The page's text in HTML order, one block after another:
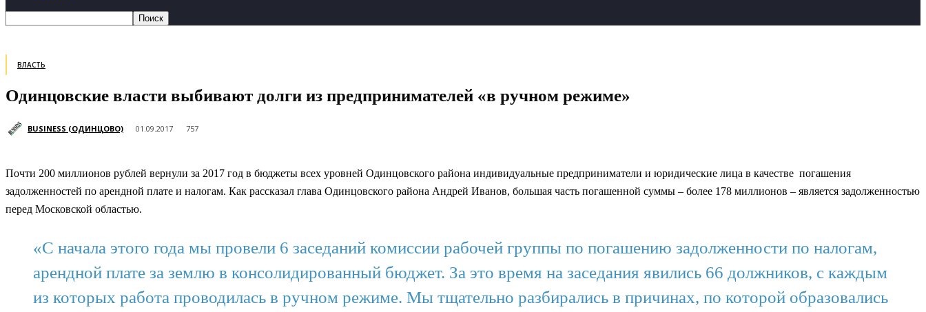
ВЛАСТЬ
Одинцовские власти выбивают долги из предпринимателей «в ручном режиме»
BUSINESS (ОДИНЦОВО) 01.09.2017 757
Почти 200 миллионов рублей вернули за 2017 год в бюджеты всех уровней Одинцовского района индивидуальные предприниматели и юридические лица в качестве погашения
задолженностей по арендной плате и налогам. Как рассказал глава Одинцовского района Андрей Иванов, большая часть погашенной суммы – более 178 миллионов – является задолженностью
перед Московской областью.
«С начала этого года мы провели 6 заседаний комиссии рабочей группы по погашению задолженности по налогам,
арендной плате за землю в консолидированный бюджет. За это время на заседания явились 66 должников, с каждым
из которых работа проводилась в ручном режиме. Мы тщательно разбирались в причинах, по которой образовались